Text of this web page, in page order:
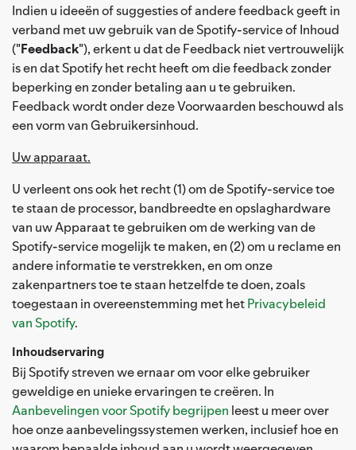
Indien u ideeën of suggesties of andere feedback geeft in
verband met uw gebruik van de Spotify-service of Inhoud
("Feedback"), erkent u dat de Feedback niet vertrouwelijk
is en dat Spotify het recht heeft om die feedback zonder
beperking en zonder betaling aan u te gebruiken.
Feedback wordt onder deze Voorwaarden beschouwd als
een vorm van Gebruikersinhoud.
Uw apparaat.
U verleent ons ook het recht (1) om de Spotify-service toe
te staan de processor, bandbreedte en opslaghardware
van uw Apparaat te gebruiken om de werking van de
Spotify-service mogelijk te maken, en (2) om u reclame en
andere informatie te verstrekken, en om onze
zakenpartners toe te staan hetzelfde te doen, zoals
toegestaan in overeenstemming met hetPrivacybeleid
van Spotify.
Inhoudservaring
Bij Spotify streven we ernaar om voor elke gebruiker
geweldige en unieke ervaringen te creëren. In
Aanbevelingen voor Spotify begrijpen leest u meer over
hoe onze aanbevelingssystemen werken, inclusief hoe en